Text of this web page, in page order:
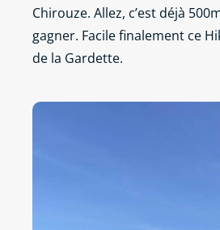
Chirouze. Allez, c’est déjà
gagner. Facile finalement ce
de la Gardette.